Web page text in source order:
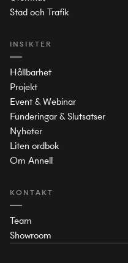
Stad och Trafik
INSIKTER
Hållbarhet
Projekt
Event & Webinar
Funderingar & Slutsatser
Nyheter
Liten ordbok
Om Annell
KONTAKT
Team
Showroom